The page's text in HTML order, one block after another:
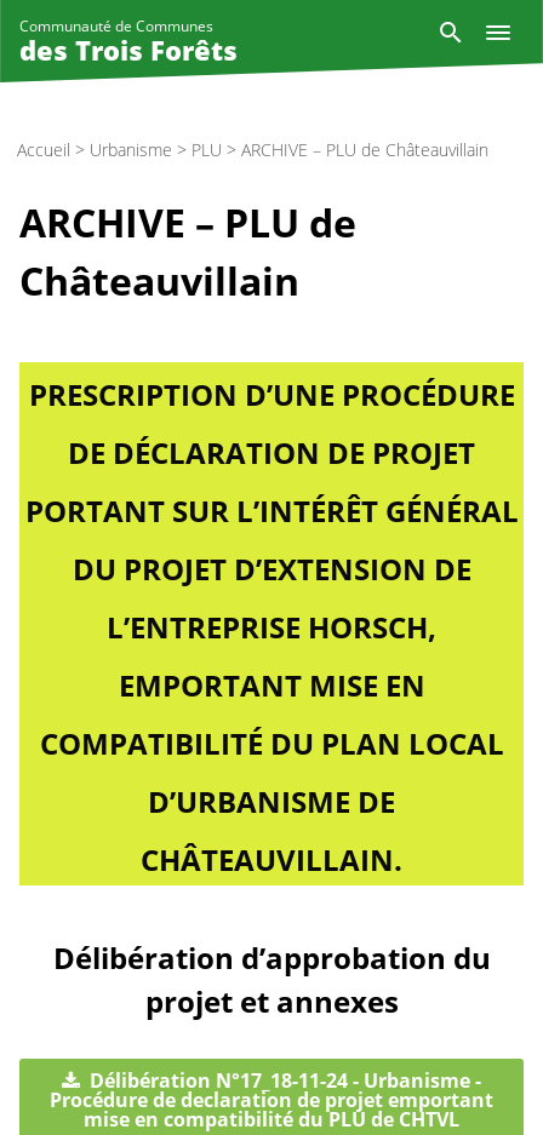
Communauté de Communes
des Trois Forêts
Accueil > Urbanisme > PLU > ARCHIVE – PLU de Châteauvillain
ARCHIVE – PLU de
Châteauvillain
PRESCRIPTION D’UNE PROCÉDURE
DE DÉCLARATION DE PROJET
PORTANT SUR L’INTÉRÊT GÉNÉRAL
DU PROJET D’EXTENSION DE
L’ENTREPRISE HORSCH,
EMPORTANT MISE EN
COMPATIBILITÉ DU PLAN LOCAL
D’URBANISME DE
CHÂTEAUVILLAIN.
Délibération d’approbation du
projet et annexes
Délibération N°17_18-11-24 - Urbanisme -
Procédure de declaration de projet emportant
mise en compatibilité du PLU de CHTVL